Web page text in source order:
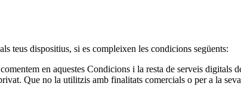
teus dispositius, si es compleixen les condicions següents:
en aquestes Condicions i la resta de serveis digitals
Que no la utilitzis amb finalitats comercials o per a la